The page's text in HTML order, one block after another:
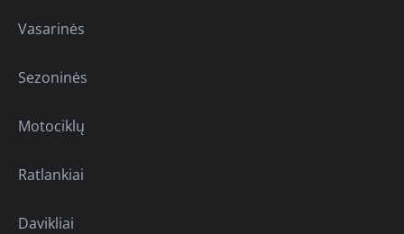
Vasarinės
Sezoninės
Motociklų
Ratlankiai
Davikliai